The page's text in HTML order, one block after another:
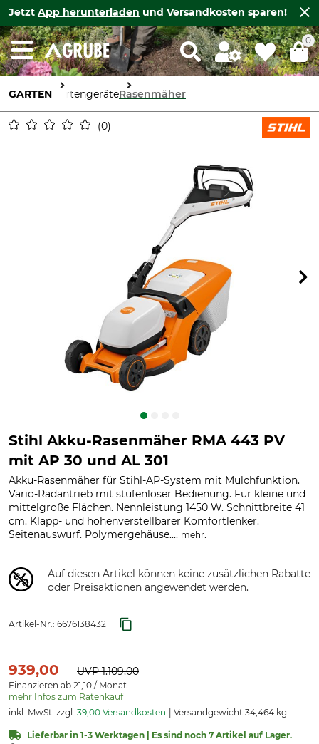
Jetzt App herunterladen und Versandkosten sparen!
0
GARTEN GartengeräteRasenmäher
0
Stihl Akku-Rasenmäher RMA 443 PV
mit AP 30 und AL 301
Akku-Rasenmäher für Stihl-AP-System mit Mulchfunktion.
Vario-Radantrieb mit stufenloser Bedienung. Für kleine und
mittelgroße Flächen. Nennleistung 1450 W. Schnittbreite 41
cm. Klapp- und höhenverstellbarer Komfortlenker.
Seitenauswurf. Polymergehäuse.... mehr.
Auf diesen Artikel können keine zusätzlichen Rabatte
oder Preisaktionen angewendet werden.
Artikel-Nr.: 6676138432
939,00 UVP1.109,00
Finanzieren ab 21,10 / Monat
mehr Infos zum Ratenkauf
inkl. MwSt. zzgl. 39,00 Versandkosten Versandgewicht 34,464 kg
Lieferbar in 1-3 Werktagen | Es sind noch 7 Artikel auf Lager.